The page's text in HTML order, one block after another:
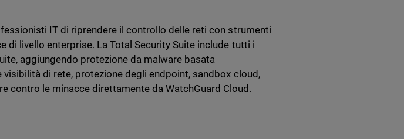
IT di riprendere il controllo delle reti con strumenti
di livello enterprise. La Total Security Suite include tutti i
aggiungendo protezione da malware basata
di rete, protezione degli endpoint, sandbox cloud,
contro le minacce direttamente da WatchGuard Cloud.